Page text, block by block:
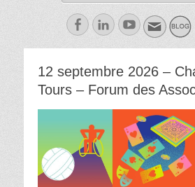
FacebookLinkedln
Youtube
12 septembre 2026 –
Tours – Forum des